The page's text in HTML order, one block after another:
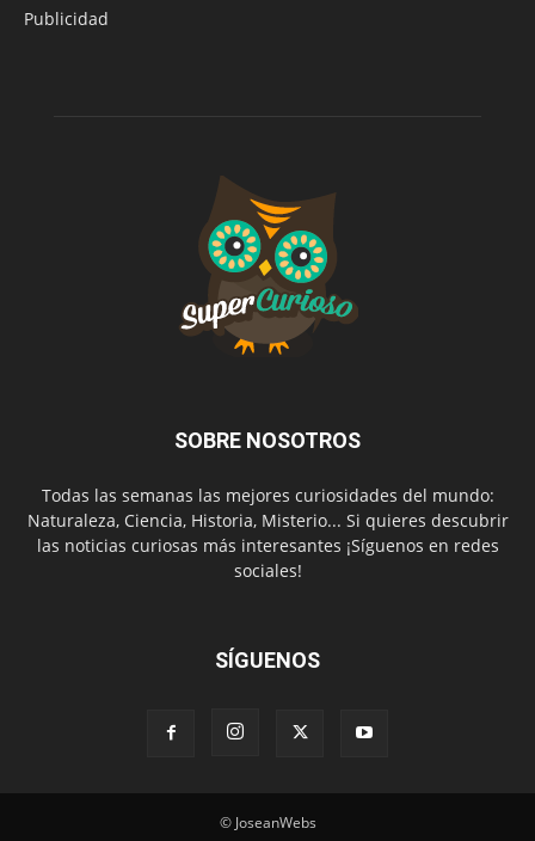
Publicidad
SOBRE NOSOTROS
Todas las semanas las mejores curiosidades del mundo:
Naturaleza, Ciencia, Historia, Misterio... Si quieres descubrir
las noticias curiosas más interesantes ¡Síguenos en redes
sociales!
SÍGUENOS
© JoseanWebs